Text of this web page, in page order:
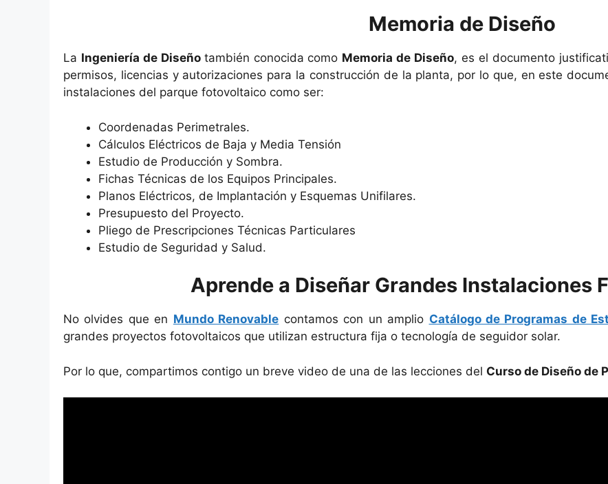
Memoria de Diseño
La Ingeniería de Diseño también conocida como Memoria de Diseño, es el documento
permisos, licencias y autorizaciones para la construcción de la planta, por lo que, en este
instalaciones del parque fotovoltaico como ser:
Coordenadas Perimetrales.
Cálculos Eléctricos de Baja y Media Tensión
Estudio de Producción y Sombra.
Fichas Técnicas de los Equipos Principales.
Planos Eléctricos, de Implantación y Esquemas Unifilares.
Presupuesto del Proyecto.
Pliego de Prescripciones Técnicas Particulares
Estudio de Seguridad y Salud.
Aprende a Diseñar Grandes Instalaciones
No olvides que en Mundo Renovable contamos con un amplio Catálogo de Programas de
grandes proyectos fotovoltaicos que utilizan estructura fija o tecnología de seguidor solar.
Por lo que, compartimos contigo un breve video de una de las lecciones del Curso de Diseño de